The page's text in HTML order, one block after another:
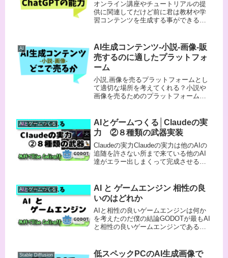
オンライン講座やチュートリアルの提
供に関連してだけど前に君は教材や学
習コンテンツを生成する事ができると
単語帳を作成することはできます。以
下は英検3級に頻出する単語をリス...
AI
AI生成コンテンツ-小説-画像-販
売するのに適したプラットフォ
ーム
小説,画像を売るプラットフォームとし
て適切な場所を考えてくれる？小説や
画像を売るためのプラットフォームと
ます。小説と画像を売るのに適したプ
ラットフォーム(function(...
AIとゲームつくる
AIとゲームつくる│Claudeの実
力 ②８種類の武器実装
Claudeの実力Claudeの実力は他のAIの
追随を許さない所まで来ている他のAI
達がエラー出しまくって完成させる事
ー 強制終了 ・スプレッドショット ②
最初の一...
AIとゲームつくる
AI と ゲームエンジン 相性の良
いのはどれか
AIと相性の良いゲームエンジンは何か
を考えたのだ僕の結論GODOTが最もAI
と相性の良いゲームエンジンである
いうのは、ゲームを作るために必要な
Stable Diffusion
低スペックPCのAI生成画像で